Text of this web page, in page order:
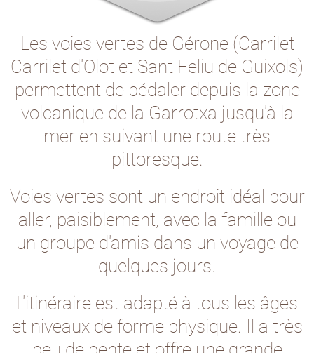
Les voies vertes de Gérone (Carrilet
Carrilet d'Olot et Sant Feliu de Guixols)
permettent de pédaler depuis la zone
volcanique de la Garrotxa jusqu'à la
mer en suivant une route très
pittoresque.
Voies vertes sont un endroit idéal pour
aller, paisiblement, avec la famille ou
un groupe d'amis dans un voyage de
quelques jours.
L'itinéraire est adapté à tous les âges
et niveaux de forme physique. Il a très